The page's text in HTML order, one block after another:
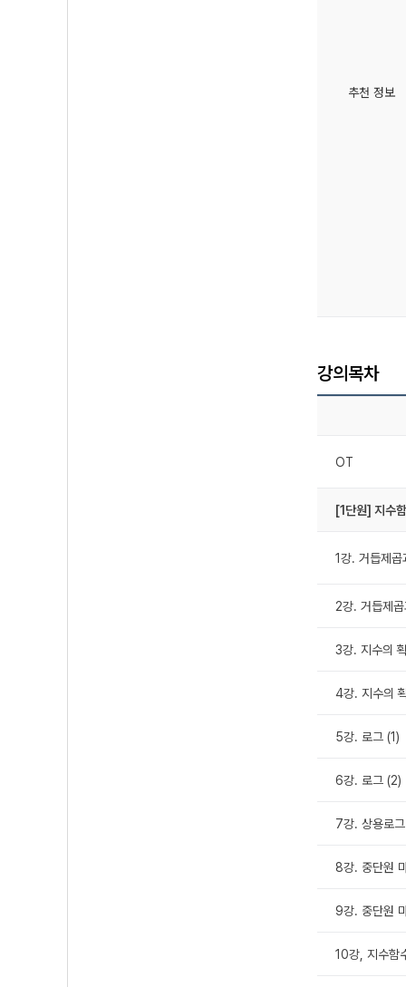
추천 정보
강의목차
OT
[1단원] 지수
1강. 거듭제곱
2강. 거듭제
3강. 지수의
4강. 지수의
5강. 로그 (1)
6강. 로그 (2)
7강. 상용로그
8강. 중단원
9강. 중단원
10강, 지수함